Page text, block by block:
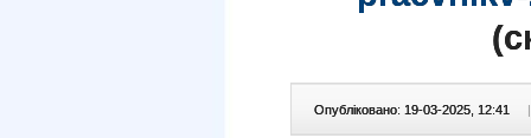
Опубліковано: 19-03-2025, 12:41 |